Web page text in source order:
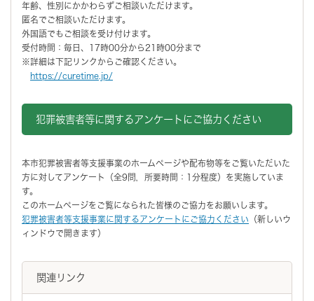
年齢、性別にかかわらずご相談いただけます。
匿名でご相談いただけます。
外国語でもご相談を受け付けます。
受付時間：毎日、17時00分から21時00分まで
※詳細は下記リンクからご確認ください。
https://curetime.jp/
犯罪被害者等に関するアンケートにご協力ください
本市犯罪被害者等支援事業のホームページや配布物等をご覧いただいた
方に対してアンケート（全9問，所要時間：1分程度）を実施していま
す。
このホームページをご覧になられた皆様のご協力をお願いします。
犯罪被害者等支援事業に関するアンケートにご協力ください （新しいウ
ィンドウで開きます）
関連リンク